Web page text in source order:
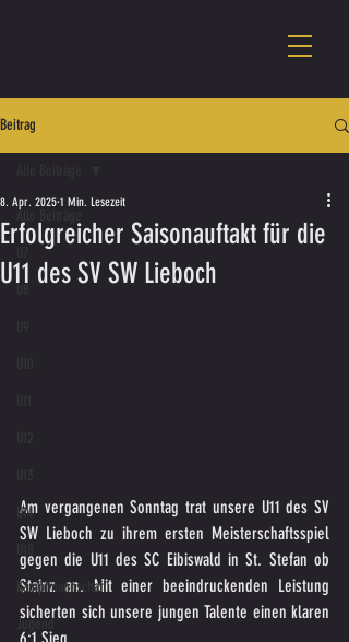
Beitrag
Alle Beiträge
U14
Kampfmannschaft
Jugend
Erfolgreicher Saisonauftakt für die
U11 des SV SW Lieboch
8. Apr. 2025 1 Min. Lesezeit
Am vergangenen Sonntag trat unsere U11 des SV
SW Lieboch zu ihrem ersten Meisterschaftsspiel
gegen die U11 des SC Eibiswald in St. Stefan ob
Stainz an. Mit einer beeindruckenden Leistung
sicherten sich unsere jungen Talente einen klaren